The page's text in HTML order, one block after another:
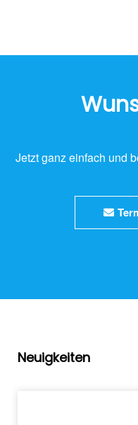
Jetzt ganz einfach und
Neuigkeiten